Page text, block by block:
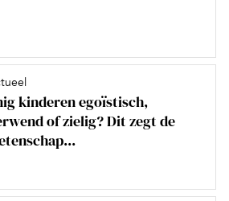
kinderen egoïstisch,
of zielig? Dit zegt de